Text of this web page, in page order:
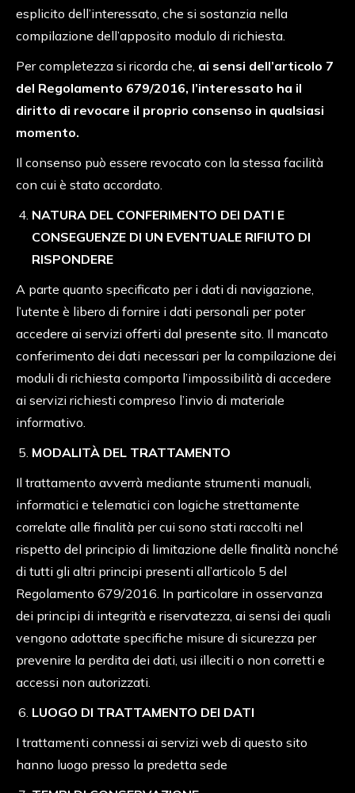
esplicito dell’interessato, che si sostanzia nella
compilazione dell’apposito modulo di richiesta.
Per completezza si ricorda che, ai sensi dell’articolo 7
del Regolamento 679/2016, l’interessato ha il
diritto di revocare il proprio consenso in qualsiasi
momento.
Il consenso può essere revocato con la stessa facilità
con cui è stato accordato.
NATURA DEL CONFERIMENTO DEI DATI E
CONSEGUENZE DI UN EVENTUALE RIFIUTO DI
RISPONDERE
A parte quanto specificato per i dati di navigazione,
l’utente è libero di fornire i dati personali per poter
accedere ai servizi offerti dal presente sito. Il mancato
conferimento dei dati necessari per la compilazione dei
moduli di richiesta comporta l’impossibilità di accedere
ai servizi richiesti compreso l’invio di materiale
informativo.
MODALITÀ DEL TRATTAMENTO
Il trattamento avverrà mediante strumenti manuali,
informatici e telematici con logiche strettamente
correlate alle finalità per cui sono stati raccolti nel
rispetto del principio di limitazione delle finalità nonché
di tutti gli altri principi presenti all’articolo 5 del
Regolamento 679/2016. In particolare in osservanza
dei principi di integrità e riservatezza, ai sensi dei quali
vengono adottate specifiche misure di sicurezza per
prevenire la perdita dei dati, usi illeciti o non corretti e
accessi non autorizzati.
LUOGO DI TRATTAMENTO DEI DATI
I trattamenti connessi ai servizi web di questo sito
hanno luogo presso la predetta sede